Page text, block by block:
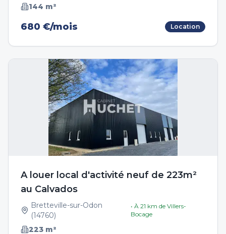
144 m²
680 €/mois Location
A louer local d'activité neuf de 223m²
au Calvados
Bretteville-sur-Odon
(14760)
• À 21 km de Villers-
Bocage
223 m²